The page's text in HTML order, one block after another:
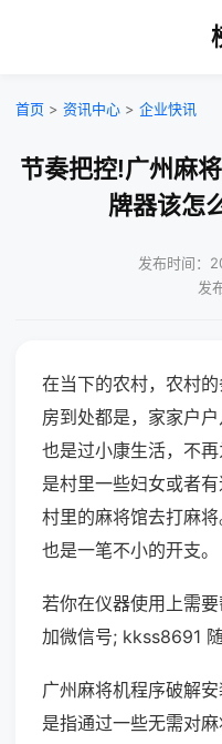
首页 > 资讯中心 > 企业快讯
节奏把控!广州麻
牌器该怎
发布时间：
发
在当下的农村，农村
房到处都是，家家户
也是过小康生活，不
是村里一些妇女或者
村里的麻将馆去打麻
也是一笔不小的开支。
若你在仪器使用上需
加微信号; kkss8691 随
广州麻将机程序破解
是指通过一些无需对